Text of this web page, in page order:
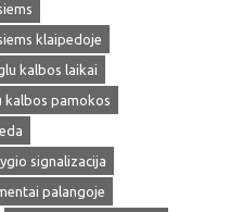
klaipedoje
kalbos laikai
kalbos pamokos
signalizacija
palangoje